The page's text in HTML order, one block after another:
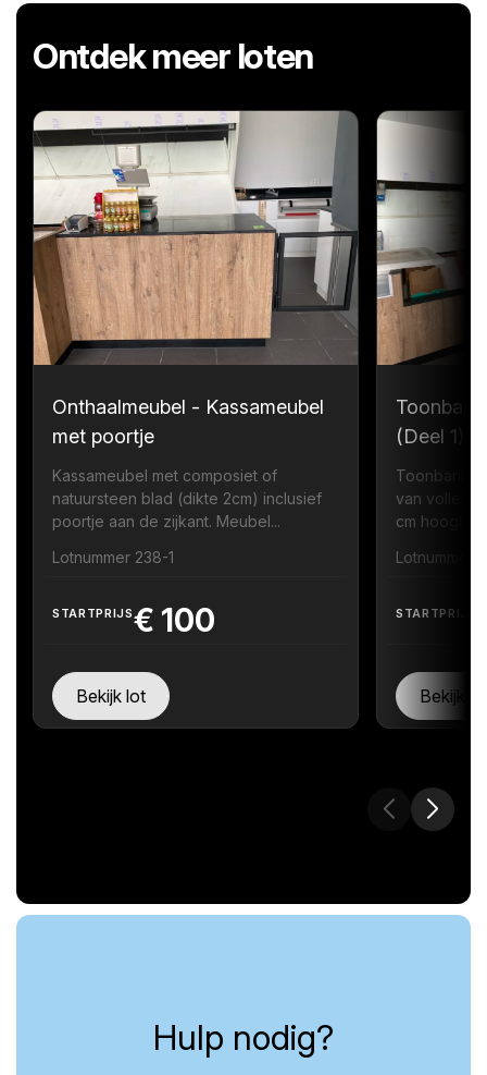
Ontdek meer loten
Onthaalmeubel - Kassameubel
met poortje
Kassameubel met composiet of
natuursteen blad (dikte 2cm) inclusief
poortje aan de zijkant. Meubel...
Lotnummer 238-1
STARTPRIJS€ 100
Bekijk lot
(Deel 1)
Toonbank
van
cm hoogte
Lotnummer
STARTPRIJS
Bekijk
Hulp nodig?